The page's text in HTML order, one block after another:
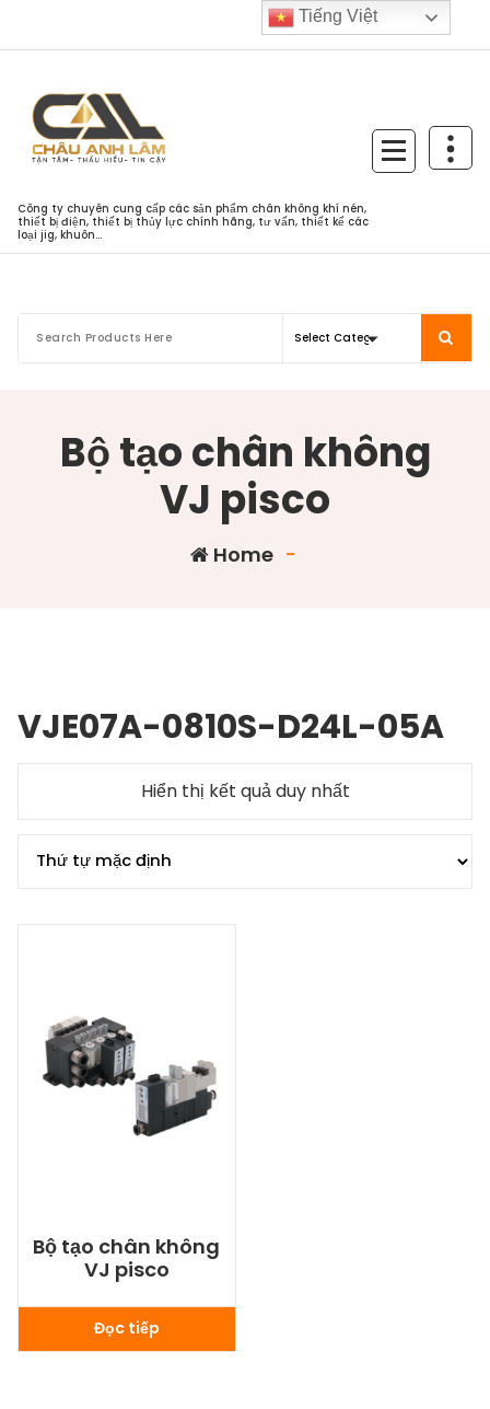
Công ty chuyên cung cấp các sản phẩm chân không khí nén,
thiết bị điện, thiết bị thủy lực chính hãng, tư vấn, thiết kế các
loại jig, khuôn...
Bộ tạo chân không
VJ pisco
Home -
VJE07A-0810S-D24L-05A
Hiển thị kết quả duy nhất
Bộ tạo chân không
VJ pisco
Đọc tiếp
Tiếng Việt